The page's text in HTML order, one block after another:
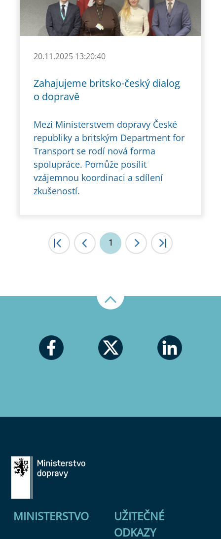
20.11.2025 13:20:40
Zahajujeme britsko-český dialog
o dopravě
Mezi Ministerstvem dopravy České
republiky a britským Department for
Transport se rodí nová forma
spolupráce. Pomůže posílit
vzájemnou koordinaci a sdílení
zkušeností.
|< 1
MINISTERSTVO
UŽITEČNÉ
ODKAZY